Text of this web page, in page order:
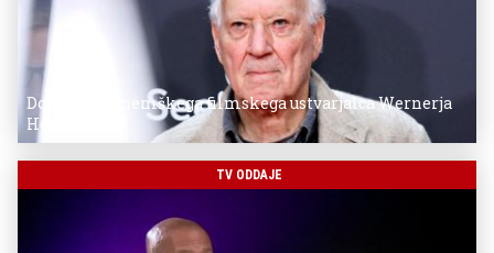
Donostia za nemškega filmskega ustvarjalca Wernerja
Herzoga
TV ODDAJE